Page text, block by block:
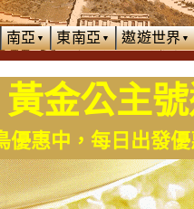
南亞▼ 東南亞▼ 遨遊世界▼
黃金公主
優惠中，每日出發